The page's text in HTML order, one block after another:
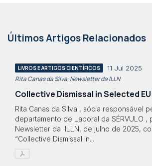
Últimos Artigos Relacionados
LIVROS E ARTIGOS CIENTÍFICOS 11 Jul 2025
Rita Canas da Silva, Newsletter da ILLN
Collective Dismissal in Selected
Rita Canas da Silva , sócia responsável
departamento de Laboral da SÉRVULO ,
Newsletter da ILLN, de julho de 2025,
“Collective Dismissal in...